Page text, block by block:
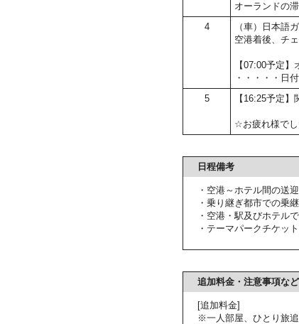
オーランドの
4
（車）日本語
空港着後、チ
【07:00予定
・・・・・日
5 【16:25予定】
☆お疲れ様で
日程備考
・空港～ホテル間の送
・乗り継ぎ都市での乗
・空港・駅及びホテル
・テーマパークチケッ
追加料金・注意事項など
[追加料金]
※一人部屋、ひとり旅追